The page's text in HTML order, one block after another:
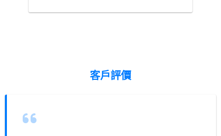
客戶評價